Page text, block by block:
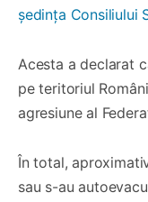
ședința Consiliului
Acesta a declarat
pe teritoriul
agresiune al
În total,
sau s-au